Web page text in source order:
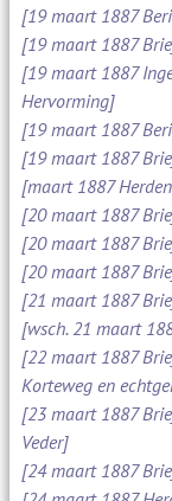
[19 maart 1887
[19 maart 1887
[19 maart 1887
Hervorming]
[19 maart 1887
[19 maart 1887
[maart 1887
[20 maart 1887
[20 maart 1887
[20 maart 1887
[21 maart 1887
[wsch. 21 maart
[22 maart 1887
Korteweg en
[23 maart 1887
Veder]
[24 maart 1887